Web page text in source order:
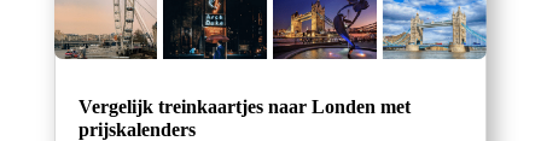
Vergelijk treinkaartjes naar Londen met
prijskalenders